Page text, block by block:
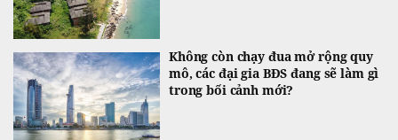
Không còn chạy đua mở rộng quy
mô, các đại gia BĐS đang sẽ làm gì
trong bối cảnh mới?